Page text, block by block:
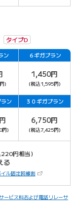
タイプD
ン ６ギガプラン
)
1,450円
(税込1,595円)
ン ３０ギガプラン
円)
6,750円
(税込7,425円)
220円相当)
る
ル固定回線割（新しいタブで開
ービス料および電話リレーサ